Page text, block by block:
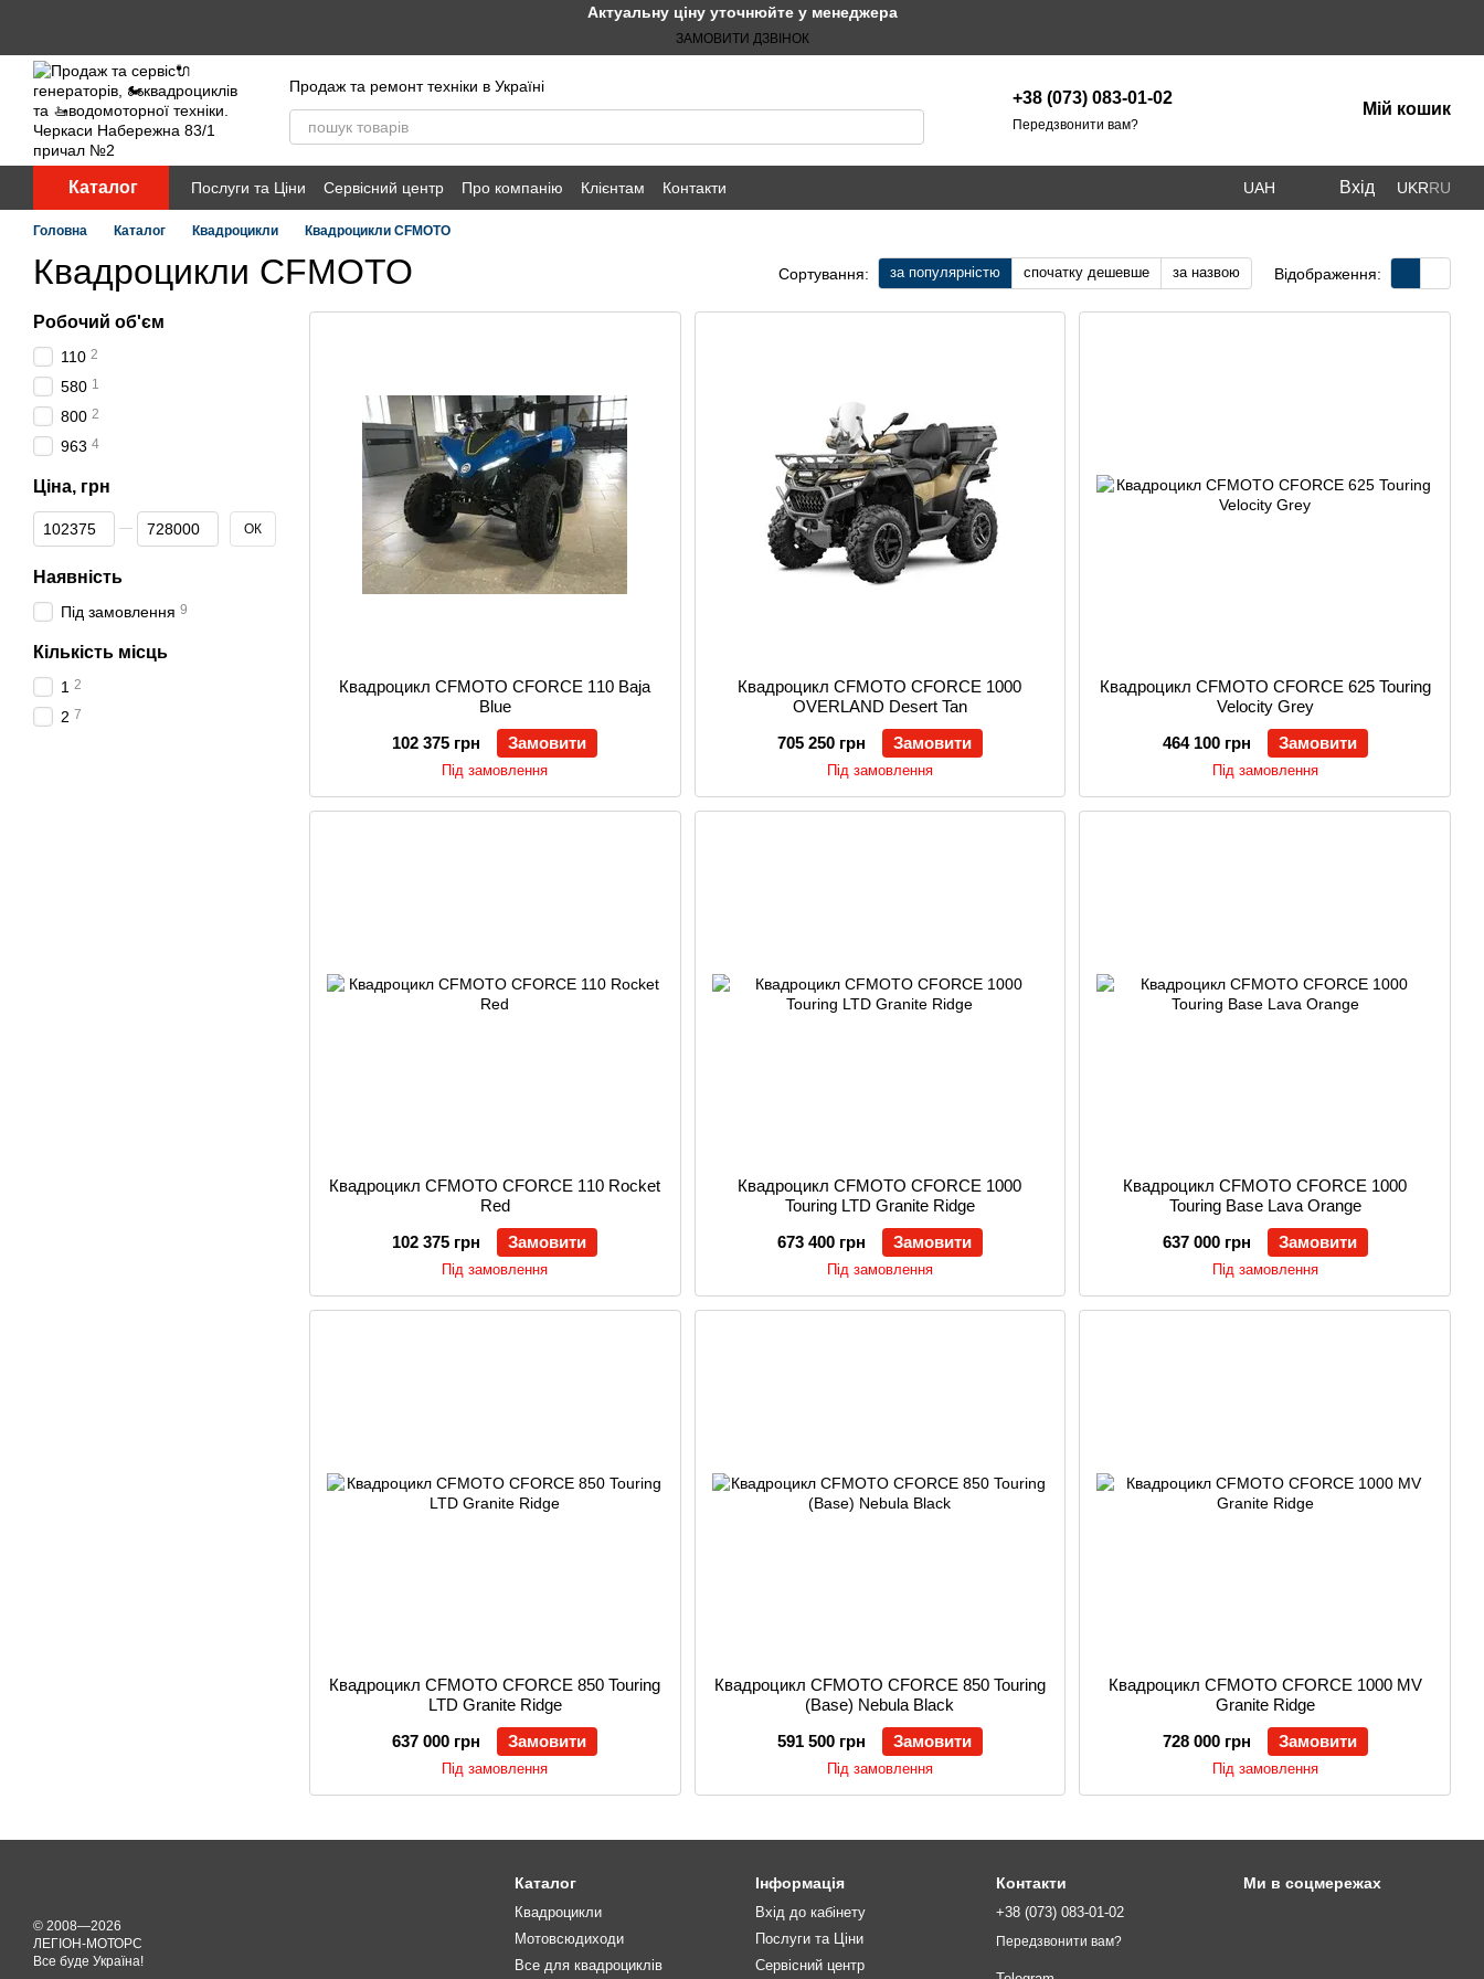
Актуальну ціну уточнюйте у менеджера
ЗАМОВИТИ ДЗВІНОК
Продаж та ремонт техніки в Україні
+38 (073) 083-01-02
Передзвонити вам?
Мій кошик
Каталог Послуги та Ціни Сервісний центр Про компанію Клієнтам Контакти UAH Вхід UKRRU
Головна Каталог Квадроцикли Квадроцикли CFMOTO
Квадроцикли CFMOTO Сортування: за популярністю спочатку дешевше за назвою Відображення:
Квадроцикл CFMOTO CFORCE 110 Baja
Blue
102 375 грн
Замовити
Під замовлення
Квадроцикл CFMOTO CFORCE 1000
OVERLAND Desert Tan
705 250 грн
Замовити
Під замовлення
Квадроцикл CFMOTO CFORCE 625 Touring
Velocity Grey
464 100 грн
Замовити
Під замовлення
Квадроцикл CFMOTO CFORCE 110 Rocket
Red
102 375 грн
Замовити
Під замовлення
Квадроцикл CFMOTO CFORCE 1000
Touring LTD Granite Ridge
673 400 грн
Замовити
Під замовлення
Квадроцикл CFMOTO CFORCE 1000
Touring Base Lava Orange
637 000 грн
Замовити
Під замовлення
Квадроцикл CFMOTO CFORCE 850 Touring
LTD Granite Ridge
637 000 грн
Замовити
Під замовлення
Квадроцикл CFMOTO CFORCE 850 Touring
(Base) Nebula Black
591 500 грн
Замовити
Під замовлення
Квадроцикл CFMOTO CFORCE 1000 MV
Granite Ridge
728 000 грн
Замовити
Під замовлення
Робочий об'єм
110 2
580 1
800 2
963 4
Ціна, грн
Від Ціна, грн
До Ціна, грн ОК
Наявність
Під замовлення 9
Кількість місць
1 2
2 7
© 2008—2026
ЛЕГІОН-МОТОРС
Все буде Україна!
Каталог
Квадроцикли
Мотовсюдиходи
Все для квадроциклів
Інформація
Вхід до кабінету
Послуги та Ціни
Сервісний центр
Контакти
+38 (073) 083-01-02
Передзвонити вам?
Ми в соцмережах